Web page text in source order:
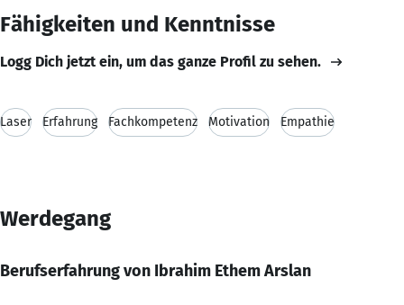
Fähigkeiten und Kenntnisse
Logg Dich jetzt ein, um das ganze Profil zu sehen.
Laser Erfahrung Fachkompetenz Motivation Empathie
Werdegang
Berufserfahrung von Ibrahim Ethem Arslan